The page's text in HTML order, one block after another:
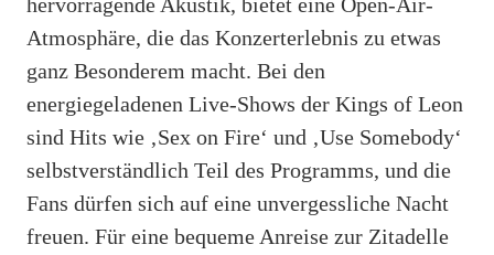
Atmosphäre, die das Konzerterlebnis zu etwas
ganz Besonderem macht. Bei den
energiegeladenen Live-Shows der Kings of Leon
sind Hits wie ‚Sex on Fire‘ und ‚Use Somebody‘
selbstverständlich Teil des Programms, und die
Fans dürfen sich auf eine unvergessliche Nacht
freuen. Für eine bequeme Anreise zur Zitadelle